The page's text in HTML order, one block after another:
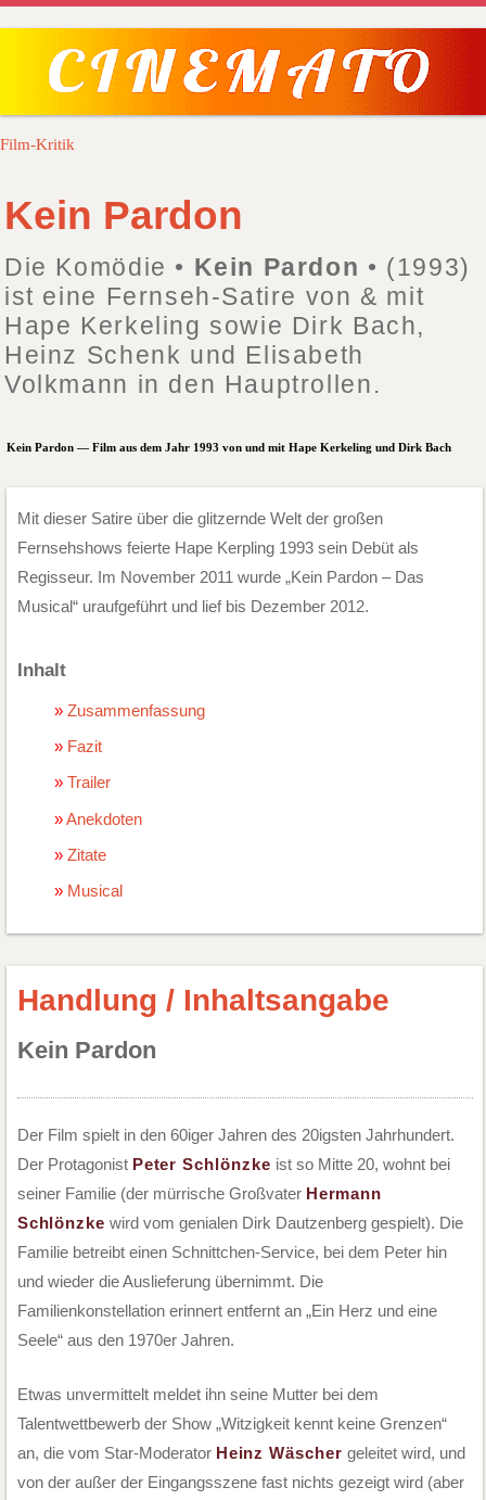
Film-Kritik
Kein Pardon
Die Komödie • Kein Pardon • (1993)
ist eine Fernseh-Satire von & mit
Hape Kerkeling sowie Dirk Bach,
Heinz Schenk und Elisabeth
Volkmann in den Hauptrollen.
Kein Pardon — Film aus dem Jahr 1993 von und mit Hape Kerkeling und Dirk Bach
Mit dieser Satire über die glitzernde Welt der großen
Fernsehshows feierte Hape Kerpling 1993 sein Debüt als
Regisseur. Im November 2011 wurde „Kein Pardon – Das
Musical“ uraufgeführt und lief bis Dezember 2012.
Inhalt
Zusammenfassung
Fazit
Trailer
Anekdoten
Zitate
Musical
Handlung / Inhaltsangabe
Kein Pardon
Der Film spielt in den 60iger Jahren des 20igsten Jahrhundert.
Der Protagonist Peter Schlönzke ist so Mitte 20, wohnt bei
seiner Familie (der mürrische Großvater Hermann
Schlönzke wird vom genialen Dirk Dautzenberg gespielt). Die
Familie betreibt einen Schnittchen-Service, bei dem Peter hin
und wieder die Auslieferung übernimmt. Die
Familienkonstellation erinnert entfernt an „Ein Herz und eine
Seele“ aus den 1970er Jahren.
Etwas unvermittelt meldet ihn seine Mutter bei dem
Talentwettbewerb der Show „Witzigkeit kennt keine Grenzen“
an, die vom Star-Moderator Heinz Wäscher geleitet wird, und
von der außer der Eingangsszene fast nichts gezeigt wird (aber